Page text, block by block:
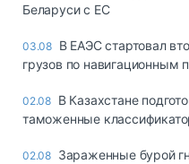
Беларуси с ЕС
03.08 В ЕАЭС стартовал
грузов по навигационным
02.08 В Казахстане
таможенные
02.08 Зараженные бурой